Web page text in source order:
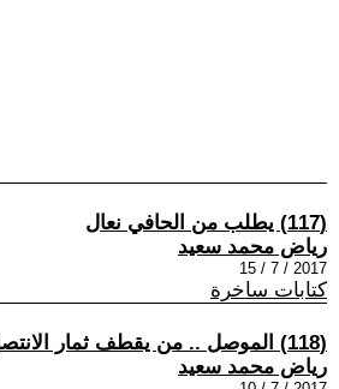
(117) يطلب من الحافي نعال
رياض محمد سعيد
2017 / 7 / 15
كتابات ساخرة
(118) الموصل .. من يقطف ثمار الانتصار
رياض محمد سعيد